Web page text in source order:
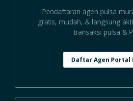
Pendaftaran agen pulsa
gratis, mudah, & langsung
transaksi pulsa &
Daftar Agen Portal